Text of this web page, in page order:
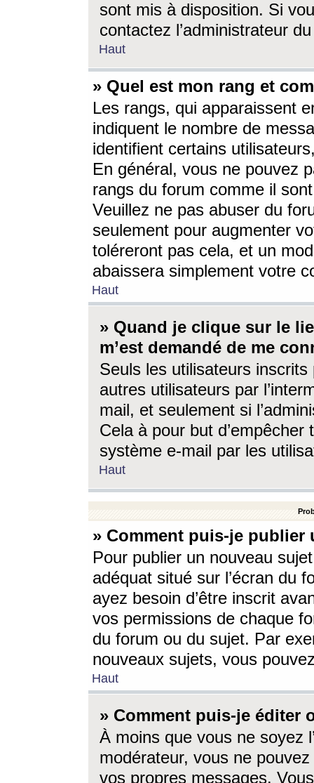
sont mis à disposition. Si
contactez l’administrateur
Haut
» Quel est mon rang et
Les rangs, qui apparaissent
indiquent le nombre de
identifient certains
En général, vous ne pouvez
rangs du forum comme il
Veuillez ne pas abuser du
seulement pour augmenter
toléreront pas cela, et un
abaissera simplement votre
Haut
» Quand je clique sur le
m’est demandé de me
Seuls les utilisateurs
autres utilisateurs par
mail, et seulement si
Cela à pour but
système e-mail par les
Haut
» Comment puis-je
Pour publier un nouveau
adéquat situé sur l’écran du
ayez besoin d’être inscrit
vos permissions de chaque
du forum ou du sujet. Par
nouveaux sujets, vous
Haut
» Comment puis-je éditer
À moins que vous ne soyez
modérateur, vous ne
vos propres messages.